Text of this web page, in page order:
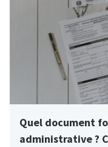
Quel document
administrative ?